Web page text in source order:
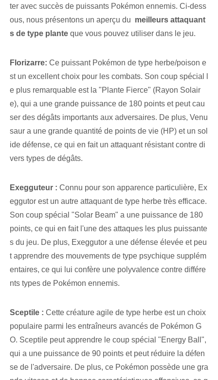
ter avec succès de puissants Pokémon ennemis. Ci-dess
ous, nous présentons un aperçu⁢ du ‌ meilleurs attaquant
s de type plante que vous pouvez utiliser dans le jeu.
Florizarre: Ce puissant Pokémon de type herbe/poison e
st un excellent choix pour les combats. Son coup spécial l
e plus remarquable est la "Plante Fierce" (Rayon Solair
e), qui a une grande puissance de 180 points et peut cau
ser des dégâts importants aux adversaires. De plus, Venu
saur a une grande quantité de points de vie (HP) et un sol
ide défense, ce qui en fait un attaquant résistant contre di
vers types de dégâts.
Exegguteur : Connu pour son apparence particulière, Ex
eggutor est un autre attaquant de type herbe très efficace.
Son coup spécial "Solar Beam" a une puissance de 180
points, ce qui en fait l'une des attaques les plus puissante
s du jeu. De plus, Exeggutor a une défense élevée et peu
t apprendre des mouvements de type psychique supplém
entaires, ce qui lui confère une polyvalence contre différe
nts types de Pokémon ennemis.
Sceptile : Cette créature agile de type herbe est un choix
populaire parmi les entraîneurs avancés de Pokémon G
O. Sceptile peut apprendre le coup spécial "Energy Ball",
qui a une puissance de 90 points et peut réduire la défen
se de l'adversaire. De plus, ce Pokémon possède une gra